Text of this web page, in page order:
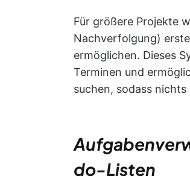
Für größere Projekte
Nachverfolgung)
ermöglichen. Dieses
Terminen und
suchen, sodass
do-Listen